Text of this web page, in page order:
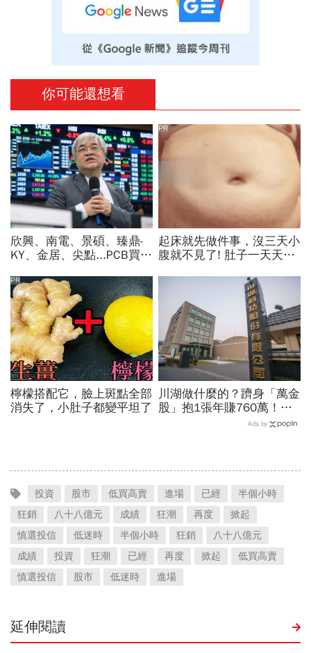
你可能還想看
欣興、南電、景碩、臻鼎-
KY、金居、尖點...PCB買誰
11月末升段首選，V轉反彈
最快
起床就先做件事，沒三天小
腹就不見了! 肚子一天天變
PR
檸檬搭配它，臉上斑點全部
消失了，小肚子都變平坦了
PR
川湖做什麼的？躋身「萬金
股」抱1張年賺760萬！傳
產鐵工廠如何翻身「只有兩
Ads by
投資 股市 低買高賣 進場 已經
半個小時
狂銷
八十八億元 成績 狂潮 再度
掀起
慎選投信
低迷時 半個小時 狂銷
八十八億元
成績
投資 狂潮 已經 再度 掀起
低買高賣
慎選投信
股市 低迷時 進場
延伸閱讀